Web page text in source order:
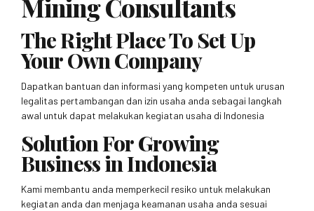
Mining Consultants
The Right Place To Set Up
Your Own Company
Dapatkan bantuan dan informasi yang kompeten untuk urusan
legalitas pertambangan dan izin usaha anda sebagai langkah
awal untuk dapat melakukan kegiatan usaha di Indonesia
Solution For Growing
Business in Indonesia
Kami membantu anda memperkecil resiko untuk melakukan
kegiatan anda dan menjaga keamanan usaha anda sesuai